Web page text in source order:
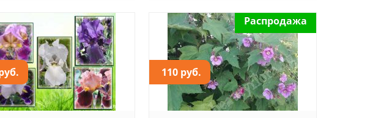
110 руб.
Распродажа